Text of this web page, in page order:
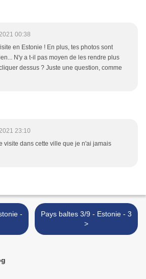
00:38
en Estonie ! En plus, tes photos sont
N'y a t-il pas moyen de les rendre plus
dessus ? Juste une question, comme
23:10
visite dans cette ville que je n'ai jamais
Pays baltes 3/9 - Estonie - 3
>